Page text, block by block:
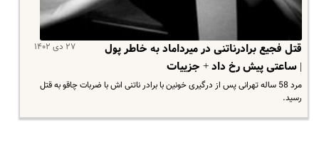
۲۷ دی ۱۴۰۲
قتل فجیع برادرناتنی در میرداماد به خاطر پول
| ساعتی پیش رخ داد + جزییات
مرد 58 ساله تهرانی پس از درگیری خونین با برادر ناتنی اش با ضربات چاقو به قتل
رسید.